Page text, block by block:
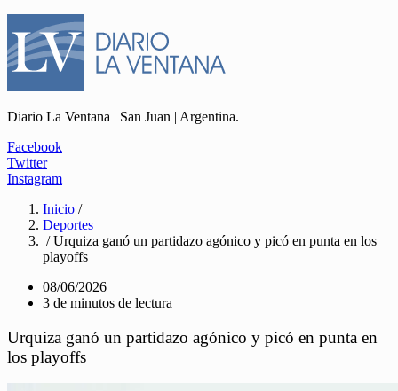
Diario La Ventana | San Juan | Argentina.
Facebook
Twitter
Instagram
Inicio /
Deportes
/ Urquiza ganó un partidazo agónico y picó en punta en los
playoffs
08/06/2026
3 de minutos de lectura
Urquiza ganó un partidazo agónico y picó en punta en
los playoffs